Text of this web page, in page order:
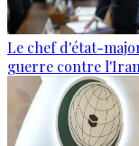
Le chef d'état-
guerre contre l'Iran